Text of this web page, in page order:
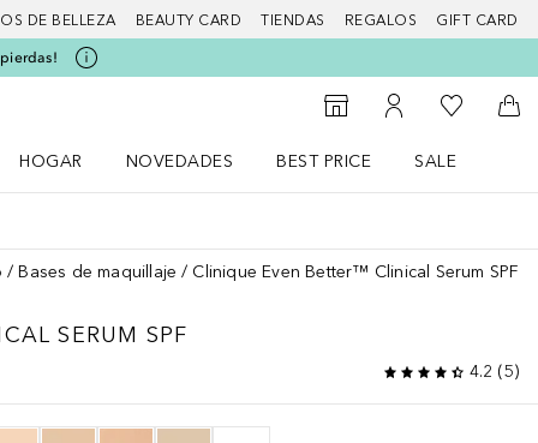
DE BELLEZA BEAUTY CARD TIENDAS REGALOS GIFT CARD
Al Storefinder
Mi cuenta
Mi lista de
A
HOGAR
NOVEDADES
BEST PRICE
SALE
Bases de maquillaje Clinique Even Better™ Clinical Serum SPF
SERUM SPF
4.2 (5)